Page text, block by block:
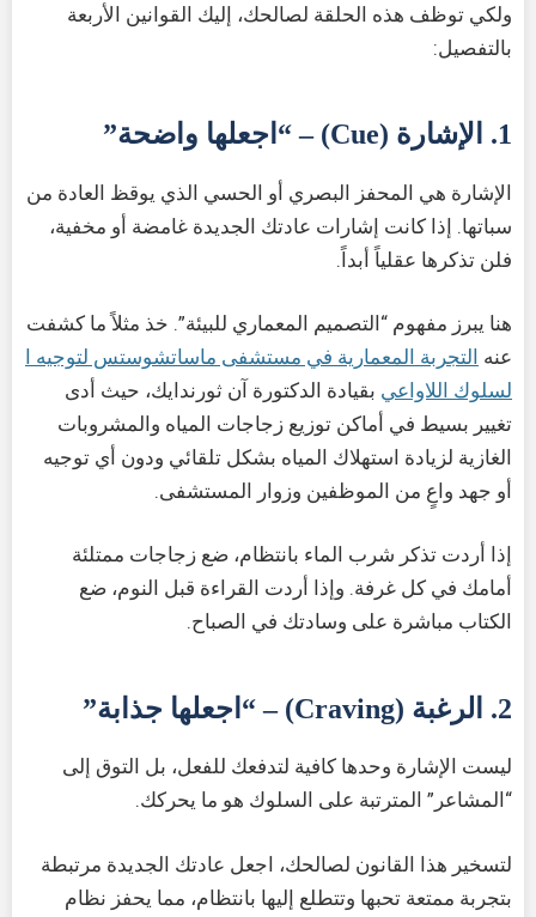
ولكي توظف هذه الحلقة لصالحك، إليك القوانين الأربعة
بالتفصيل:
1. الإشارة (Cue) – “اجعلها واضحة”
الإشارة هي المحفز البصري أو الحسي الذي يوقظ العادة من
سباتها. إذا كانت إشارات عادتك الجديدة غامضة أو مخفية،
فلن تذكرها عقلياً أبداً.
هنا يبرز مفهوم “التصميم المعماري للبيئة”. خذ مثلاً ما كشفت
عنه التجربة المعمارية في مستشفى ماساتشوستس لتوجيه ا
لسلوك اللاواعي بقيادة الدكتورة آن ثورندايك، حيث أدى
تغيير بسيط في أماكن توزيع زجاجات المياه والمشروبات
الغازية لزيادة استهلاك المياه بشكل تلقائي ودون أي توجيه
أو جهد واعٍ من الموظفين وزوار المستشفى.
إذا أردت تذكر شرب الماء بانتظام، ضع زجاجات ممتلئة
أمامك في كل غرفة. وإذا أردت القراءة قبل النوم، ضع
الكتاب مباشرة على وسادتك في الصباح.
2. الرغبة (Craving) – “اجعلها جذابة”
ليست الإشارة وحدها كافية لتدفعك للفعل، بل التوق إلى
“المشاعر” المترتبة على السلوك هو ما يحركك.
لتسخير هذا القانون لصالحك، اجعل عادتك الجديدة مرتبطة
بتجربة ممتعة تحبها وتتطلع إليها بانتظام، مما يحفز نظام